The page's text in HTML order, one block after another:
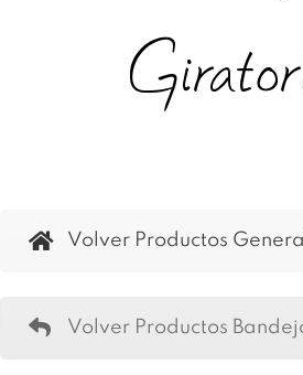
Volver Productos
Volver Productos